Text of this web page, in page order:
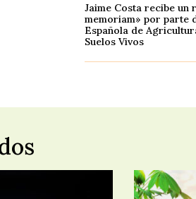
Jaime Costa recibe un
memoriam» por parte
Española de
Suelos Vivos